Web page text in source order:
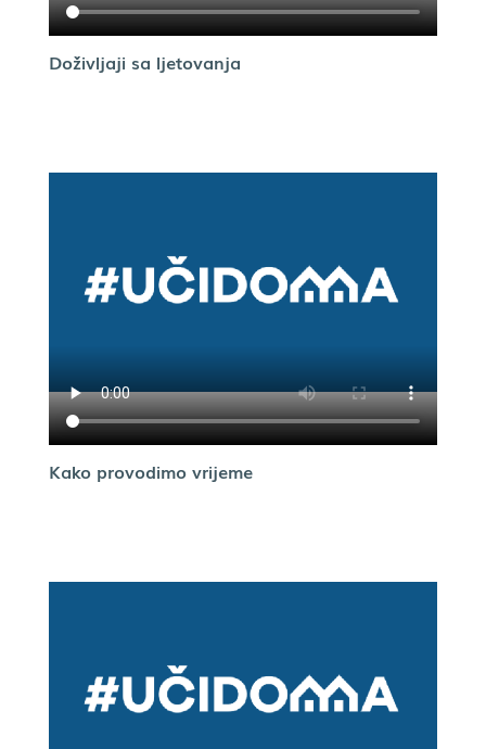
Doživljaji sa ljetovanja
Kako provodimo vrijeme